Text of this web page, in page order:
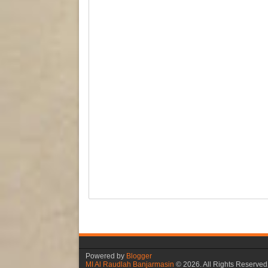
Powered by Blogger
MI Al Raudlah Banjarmasin © 2026. All Rights